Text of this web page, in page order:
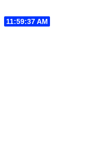
11:59:38 AM